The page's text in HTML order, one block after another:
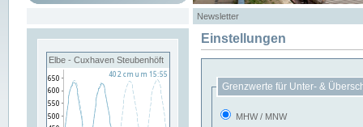
Newsletter
Elbe - Cuxhaven Steubenhöft
Einstellungen
Grenzwerte für Unter- &
MHW / MNW